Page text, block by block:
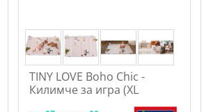
TINY LOVE Boho Chic -
Килимче за игра (XL